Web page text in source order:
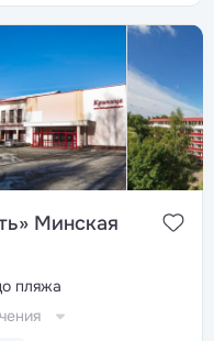
Минская
пляжа